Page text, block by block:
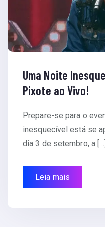
Uma Noite
Pixote ao Vivo!
Prepare-se para o
inesquecível está se
dia 3 de setembro, a […]
Leia mais